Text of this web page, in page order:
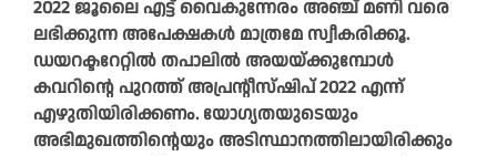
2022 ജൂലൈ എട്ട് വൈകുന്നേരം അഞ്ച് മണി വരെ
ലഭിക്കുന്ന അപേക്ഷകൾ മാത്രമേ സ്വീകരിക്കൂ.
ഡയറക്ടറേറ്റിൽ തപാലിൽ അയയ്ക്കുമ്പോൾ
കവറിന്റെ പുറത്ത് അപ്രന്റീസ്ഷിപ് 2022 എന്ന്
എഴുതിയിരിക്കണം. യോഗ്യതയുടെയും
അഭിമുഖത്തിന്റെയും അടിസ്ഥാനത്തിലായിരിക്കും